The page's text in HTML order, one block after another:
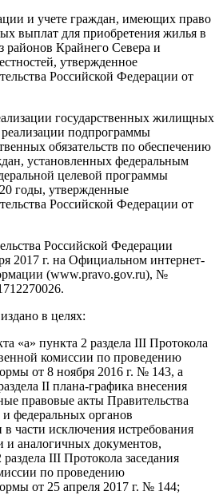
и учете граждан, имеющих право
выплат для приобретения жилья в
районов Крайнего Севера и
утвержденное
Российской Федерации от
государственных жилищных
подпрограммы
обязательств по обеспечению
установленных федеральным
целевой программы
годы, утвержденные
Российской Федерации от
Российской Федерации
2017 г. на Официальном интернет-
(www.pravo.gov.ru), №
в целях:
«а» пункта 2 раздела III Протокола
комиссии по проведению
от 8 ноября 2016 г. № 143, а
II плана-графика внесения
правовые акты Правительства
федеральных органов
части исключения истребования
и аналогичных документов,
III Протокола заседания
по проведению
от 25 апреля 2017 г. № 144;